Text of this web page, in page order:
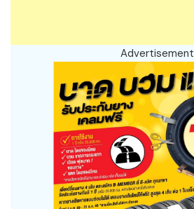
Advertisement